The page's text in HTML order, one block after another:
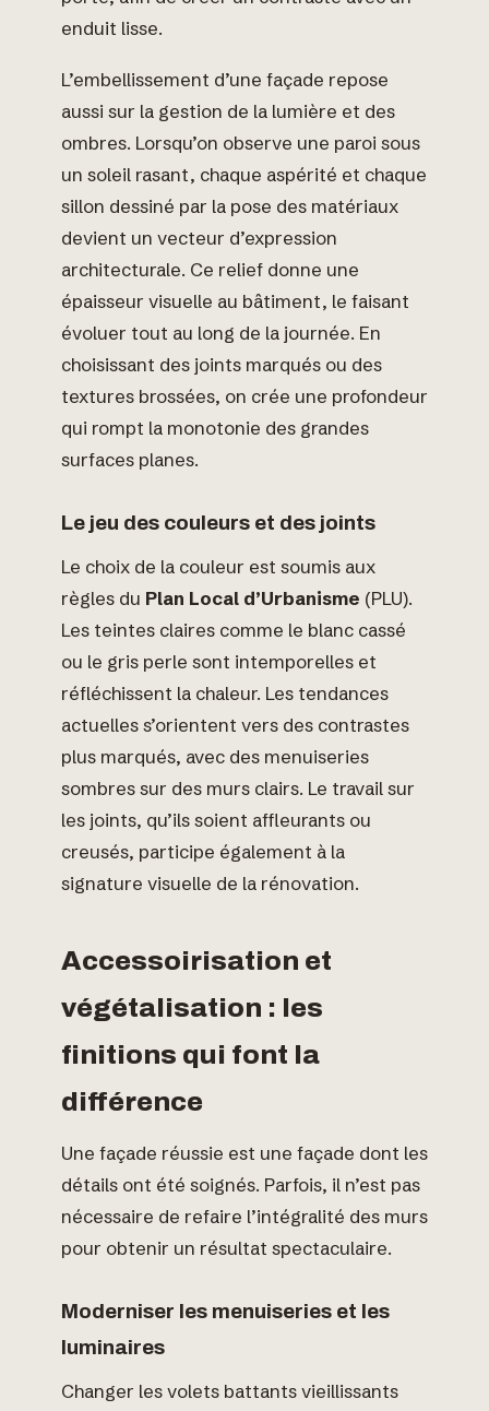
enduit lisse.
L’embellissement d’une façade repose
aussi sur la gestion de la lumière et des
ombres. Lorsqu’on observe une paroi sous
un soleil rasant, chaque aspérité et chaque
sillon dessiné par la pose des matériaux
devient un vecteur d’expression
architecturale. Ce relief donne une
épaisseur visuelle au bâtiment, le faisant
évoluer tout au long de la journée. En
choisissant des joints marqués ou des
textures brossées, on crée une profondeur
qui rompt la monotonie des grandes
surfaces planes.
Le jeu des couleurs et des joints
Le choix de la couleur est soumis aux
règles du Plan Local d’Urbanisme (PLU).
Les teintes claires comme le blanc cassé
ou le gris perle sont intemporelles et
réfléchissent la chaleur. Les tendances
actuelles s’orientent vers des contrastes
plus marqués, avec des menuiseries
sombres sur des murs clairs. Le travail sur
les joints, qu’ils soient affleurants ou
creusés, participe également à la
signature visuelle de la rénovation.
Accessoirisation et
végétalisation : les
finitions qui font la
différence
Une façade réussie est une façade dont les
détails ont été soignés. Parfois, il n’est pas
nécessaire de refaire l’intégralité des murs
pour obtenir un résultat spectaculaire.
Moderniser les menuiseries et les
luminaires
Changer les volets battants vieillissants